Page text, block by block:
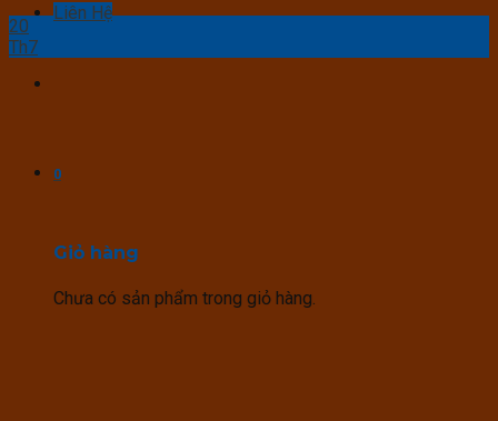
Liên Hệ
0
Giỏ hàng
Chưa có sản phẩm trong giỏ hàng.
20
Th7